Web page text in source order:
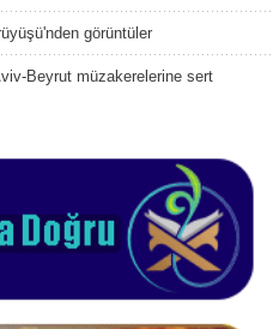
görüntüler
Beyrut müzakerelerine sert